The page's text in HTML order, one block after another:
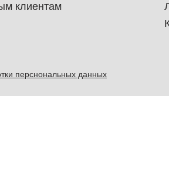
клиентам
перснональных данных